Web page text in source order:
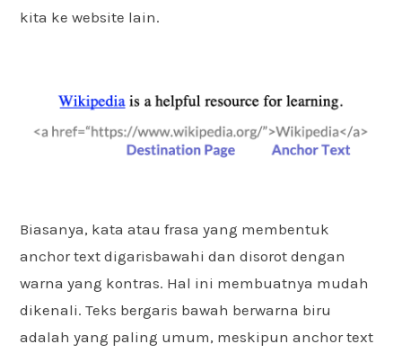
kita ke website lain.
Biasanya, kata atau frasa yang membentuk
anchor text digarisbawahi dan disorot dengan
warna yang kontras. Hal ini membuatnya mudah
dikenali. Teks bergaris bawah berwarna biru
adalah yang paling umum, meskipun anchor text